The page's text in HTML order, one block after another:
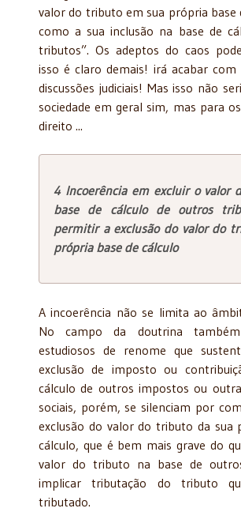
valor do tributo em sua própria base
como a sua inclusão na base de
tributos”. Os adeptos do caos
isso é claro demais! irá acabar com
discussões judiciais! Mas isso não
sociedade em geral sim, mas para
direito ...
4 Incoerência em excluir o valor
base de cálculo de outros
permitir a exclusão do valor do
própria base de cálculo
A incoerência não se limita ao
No campo da doutrina também
estudiosos de renome que
exclusão de imposto ou
cálculo de outros impostos ou
sociais, porém, se silenciam por
exclusão do valor do tributo da sua
cálculo, que é bem mais grave do
valor do tributo na base de
implicar tributação do tributo
tributado.